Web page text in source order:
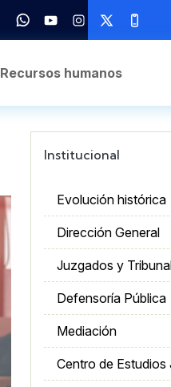
Recursos humanos
Institucional
Evolución histórica
Dirección General
Juzgados y
Defensoría Pública
Mediación
Centro de Estudios